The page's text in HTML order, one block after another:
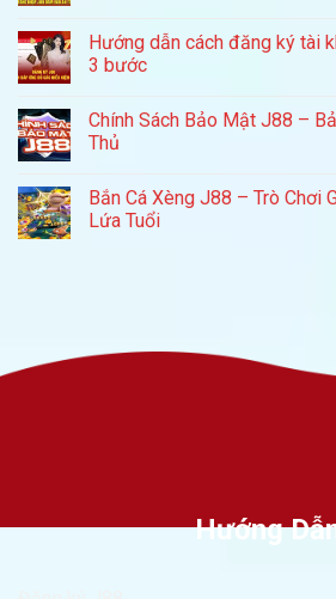
Hướng dẫn cách đăng ký tài
3 bước
Chính Sách Bảo Mật J88 –
Thủ
Bắn Cá Xèng J88 – Trò Chơi
Lứa Tuổi
Hướng